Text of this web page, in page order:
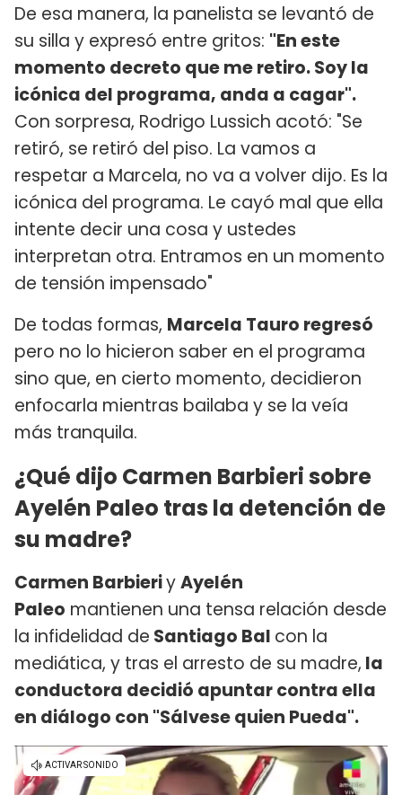
De esa manera, la panelista se levantó de
su silla y expresó entre gritos: "En este
momento decreto que me retiro. Soy la
icónica del programa, anda a cagar".
Con sorpresa, Rodrigo Lussich acotó: "Se
retiró, se retiró del piso. La vamos a
respetar a Marcela, no va a volver dijo. Es la
icónica del programa. Le cayó mal que ella
intente decir una cosa y ustedes
interpretan otra. Entramos en un momento
de tensión impensado"
De todas formas, Marcela Tauro regresó
pero no lo hicieron saber en el programa
sino que, en cierto momento, decidieron
enfocarla mientras bailaba y se la veía
más tranquila.
¿Qué dijo Carmen Barbieri sobre
Ayelén Paleo tras la detención de
su madre?
Carmen BarbieriyAyelén
Paleo mantienen una tensa relación desde
la infidelidad de Santiago Bal con la
mediática, y tras el arresto de su madre, la
conductora decidió apuntar contra ella
en diálogo con "Sálvese quien Pueda".